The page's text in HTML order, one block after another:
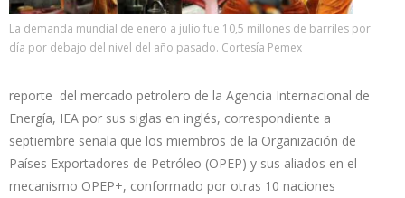
La demanda mundial de enero a julio fue 10,5 millones de barriles por
día por debajo del nivel del año pasado. Cortesía Pemex
reporte del mercado petrolero de la Agencia Internacional de
Energía, IEA por sus siglas en inglés, correspondiente a
septiembre señala que los miembros de la Organización de
Países Exportadores de Petróleo (OPEP) y sus aliados en el
mecanismo OPEP+, conformado por otras 10 naciones